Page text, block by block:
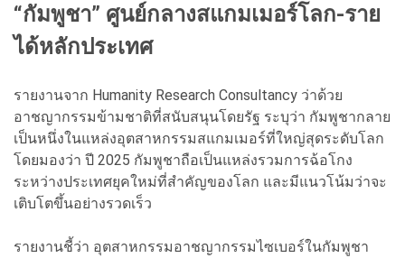
“กัมพูชา” ศูนย์กลางสแกมเมอร์โลก-ราย
ได้หลักประเทศ
รายงานจาก Humanity Research Consultancy ว่าด้วย
อาชญากรรมข้ามชาติที่สนับสนุนโดยรัฐ ระบุว่า กัมพูชากลาย
เป็นหนึ่งในแหล่งอุตสาหกรรมสแกมเมอร์ที่ใหญ่สุดระดับโลก
โดยมองว่า ปี 2025 กัมพูชาถือเป็นแหล่งรวมการฉ้อโกง
ระหว่างประเทศยุคใหม่ที่สำคัญของโลก และมีแนวโน้มว่าจะ
เติบโตขึ้นอย่างรวดเร็ว
รายงานชี้ว่า อุตสาหกรรมอาชญากรรมไซเบอร์ในกัมพูชา